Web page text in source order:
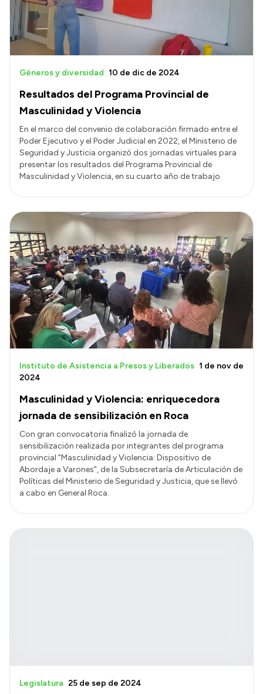
Resultados del Programa Provincial de
Masculinidad y Violencia
Géneros y diversidad 10 de dic de 2024
En el marco del convenio de colaboración firmado entre el
Poder Ejecutivo y el Poder Judicial en 2022, el Ministerio de
Seguridad y Justicia organizó dos jornadas virtuales para
presentar los resultados del Programa Provincial de
Masculinidad y Violencia, en su cuarto año de trabajo.
Masculinidad y Violencia: enriquecedora
jornada de sensibilización en Roca
Instituto de Asistencia a Presos y Liberados 1 de nov de
2024
Con gran convocatoria finalizó la jornada de
sensibilización realizada por integrantes del programa
provincial "Masculinidad y Violencia: Dispositivo de
Abordaje a Varones", de la Subsecretaría de Articulación de
Políticas del Ministerio de Seguridad y Justicia, que se llevó
a cabo en General Roca.
Legislatura 25 de sep de 2024